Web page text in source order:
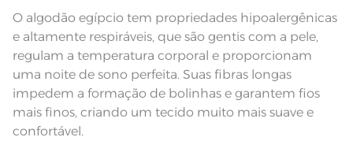
Cor Rosa Veludo/Nude
Itens Inclusos
1 Lençol de Elástico; 1 Sobrelençol; 2
Medida
Sobrelençol: 2,90m x 2,60m; Lençol
de Elástico: 1,93m x 2,03m x 40cm;
Leia atentamente as instruções na etiqueta.
O algodão egípcio tem propriedades hipoalergênicas
e altamente respiráveis, que são gentis com a pele,
regulam a temperatura corporal e proporcionam
uma noite de sono perfeita. Suas fibras longas
impedem a formação de bolinhas e garantem fios
mais finos, criando um tecido muito mais suave e
confortável.